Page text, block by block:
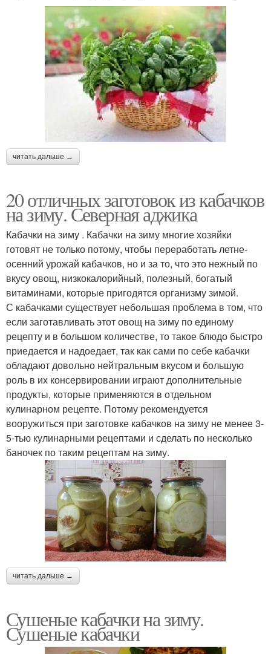
читать дальше →
20 отличных заготовок из кабачков
на зиму. Северная аджика
Кабачки на зиму . Кабачки на зиму многие хозяйки
готовят не только потому, чтобы переработать летне-
осенний урожай кабачков, но и за то, что это нежный по
вкусу овощ, низкокалорийный, полезный, богатый
витаминами, которые пригодятся организму зимой.
С кабачками существует небольшая проблема в том, что
если заготавливать этот овощ на зиму по единому
рецепту и в большом количестве, то такое блюдо быстро
приедается и надоедает, так как сами по себе кабачки
обладают довольно нейтральным вкусом и большую
роль в их консервировании играют дополнительные
продукты, которые применяются в отдельном
кулинарном рецепте. Потому рекомендуется
вооружиться при заготовке кабачков на зиму не менее 3-
5-тью кулинарными рецептами и сделать по несколько
баночек по таким рецептам на зиму.
читать дальше →
Сушеные кабачки на зиму.
Сушеные кабачки